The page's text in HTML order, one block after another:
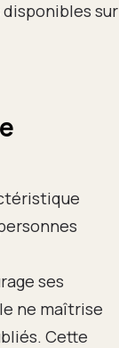
sur
ses
ne maîtrise
Cette